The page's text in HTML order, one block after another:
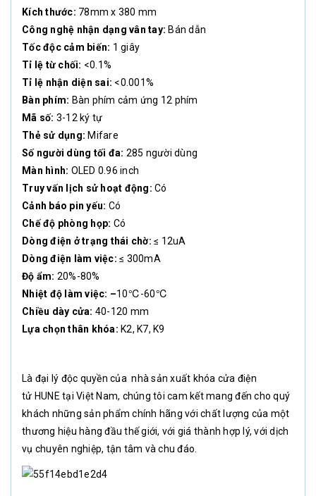
Kích thước: 78mm x 380 mm
Công nghệ nhận dạng vân tay: Bán dẫn
Tốc độc cảm biến: 1 giây
Tỉ lệ từ chối: <0.1%
Tỉ lệ nhận diện sai: <0.001%
Bàn phím: Bàn phím cảm ứng 12 phím
Mã số: 3-12 ký tự
Thẻ sử dụng: Mifare
Số người dùng tối đa: 285 người dùng
Màn hình: OLED 0.96 inch
Truy vấn lịch sử hoạt động: Có
Cảnh báo pin yếu: Có
Chế độ phòng họp: Có
Dòng điện ở trạng thái chờ: ≤ 12uA
Dòng điện làm việc: ≤ 300mA
Độ ẩm: 20%-80%
Nhiệt độ làm việc: –10℃-60℃
Chiều dày cửa: 40-120 mm
Lựa chọn thân khóa: K2, K7, K9
Là đại lý độc quyền của nhà sản xuất khóa cửa điện
tử HUNE tại Việt Nam, chúng tôi cam kết mang đến cho quý
khách những sản phẩm chính hãng với chất lượng của một
thương hiệu hàng đầu thế giới, với giá thành hợp lý, với dịch
vụ chuyên nghiệp, tận tâm và chu đáo.